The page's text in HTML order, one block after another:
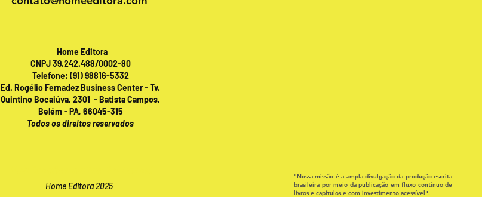
Home Editora
CNPJ 39.242.488/0002-80
Telefone: (91) 98816-5332
Ed. Rogélio Fernadez Business Center - Tv.
Quintino Bocaiúva, 2301 - Batista Campos,
Belém - PA, 66045-315
Todos os direitos reservados
Home Editora 2025
"Nossa missão é a ampla divulgação da produção escrita
brasileira por meio da publicação em fluxo contínuo de
livros e capítulos e com investimento acessível".